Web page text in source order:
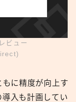
ビュー
に精度が向上す
入も計画してい